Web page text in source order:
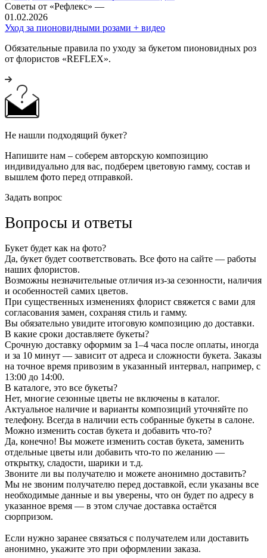
Советы от «Рефлекс» —
01.02.2026
Уход за пионовидными розами + видео
Обязательные правила по уходу за букетом пионовидных роз
от флористов «REFLEX».
Не нашли подходящий букет?
Напишите нам – соберем авторскую композицию
индивидуально для вас, подберем цветовую гамму, состав и
вышлем фото перед отправкой.
Задать вопрос
Вопросы и ответы
Букет будет как на фото?
Да, букет будет соответствовать. Все фото на сайте — работы
наших флористов.
Возможны незначительные отличия из-за сезонности, наличия
и особенностей самих цветов.
При существенных изменениях флорист свяжется с вами для
согласования замен, сохраняя стиль и гамму.
Вы обязательно увидите итоговую композицию до доставки.
В какие сроки доставляете букеты?
Срочную доставку оформим за 1–4 часа после оплаты, иногда
и за 10 минут — зависит от адреса и сложности букета. Заказы
на точное время привозим в указанный интервал, например, с
13:00 до 14:00.
В каталоге, это все букеты?
Нет, многие сезонные цветы не включены в каталог.
Актуальное наличие и варианты композиций уточняйте по
телефону. Всегда в наличии есть собранные букеты в салоне.
Можно изменить состав букета и добавить что-то?
Да, конечно! Вы можете изменить состав букета, заменить
отдельные цветы или добавить что-то по желанию —
открытку, сладости, шарики и т.д.
Звоните ли вы получателю и можете анонимно доставить?
Мы не звоним получателю перед доставкой, если указаны все
необходимые данные и вы уверены, что он будет по адресу в
указанное время — в этом случае доставка остаётся
сюрпризом.
Если нужно заранее связаться с получателем или доставить
анонимно, укажите это при оформлении заказа.